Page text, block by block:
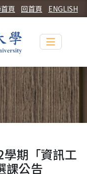
ENGLISH
回首頁
頁
Toggle
學期「資訊工
課公告